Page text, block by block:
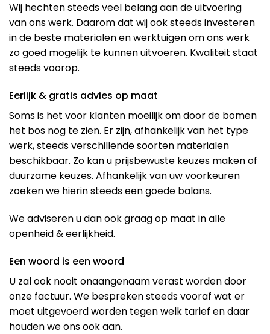
Wij hechten steeds veel belang aan de uitvoering
vanons werk. Daarom dat wij ook steeds investeren
in de beste materialen en werktuigen om ons werk
zo goed mogelijk te kunnen uitvoeren. Kwaliteit staat
steeds voorop.
Eerlijk & gratis advies op maat
Soms is het voor klanten moeilijk om door de bomen
het bos nog te zien. Er zijn, afhankelijk van het type
werk, steeds verschillende soorten materialen
beschikbaar. Zo kan u prijsbewuste keuzes maken of
duurzame keuzes. Afhankelijk van uw voorkeuren
zoeken we hierin steeds een goede balans.
We adviseren u dan ook graag op maat in alle
openheid & eerlijkheid.
Een woord is een woord
U zal ook nooit onaangenaam verast worden door
onze factuur. We bespreken steeds vooraf wat er
moet uitgevoerd worden tegen welk tarief en daar
houden we ons ook aan.